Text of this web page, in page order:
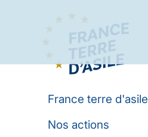
France terre d'asile
Nos actions